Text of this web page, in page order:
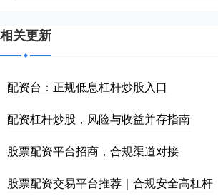
相关更新
配资台：正规低息杠杆炒股入口
配资杠杆炒股，风险与收益并存指南
股票配资平台招商，合规渠道对接
股票配资交易平台推荐｜合规安全高杠杆